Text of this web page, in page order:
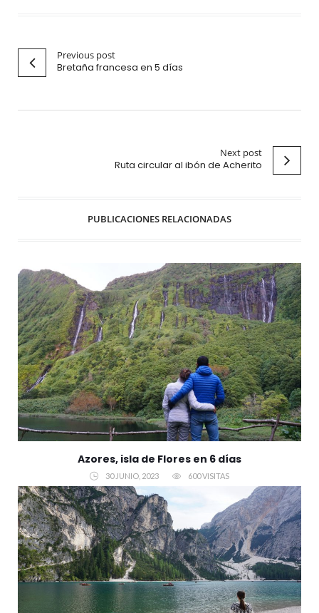
Previous post
Bretaña francesa en 5 días
Next post
Ruta circular al ibón de Acherito
PUBLICACIONES RELACIONADAS
Azores, isla de Flores en 6 días
30 JUNIO, 2023 600 VISITAS